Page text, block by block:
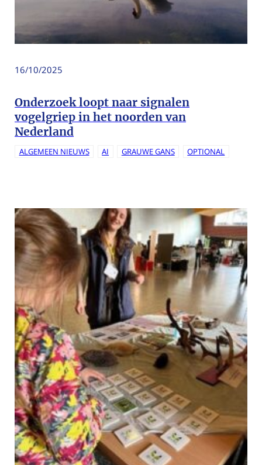
16/10/2025
Onderzoek loopt naar signalen
vogelgriep in het noorden van
Nederland
ALGEMEEN NIEUWS AI GRAUWE GANS OPTIONAL